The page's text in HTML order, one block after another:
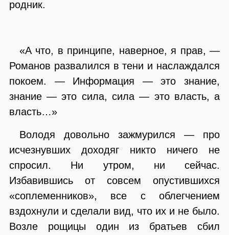
родник.
«А что, в принципе, наверное, я прав, —
Романов развалился в тени и наслаждался
покоем. — Информация — это знание,
знание — это сила, сила — это власть, а
власть…»
Володя довольно зажмурился — про
исчезнувших доходяг никто ничего не
спросил. Ни утром, ни сейчас.
Избавившись от совсем опустившихся
«соплеменников», все с облегчением
вздохнули и сделали вид, что их и не было.
Возле рощицы один из братьев сбил